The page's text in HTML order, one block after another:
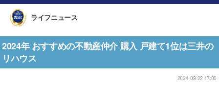
ライフニュース
2024年 おすすめの不動産仲介 購入 戸建て1位は三井の
リハウス
2024-09-22 17:00